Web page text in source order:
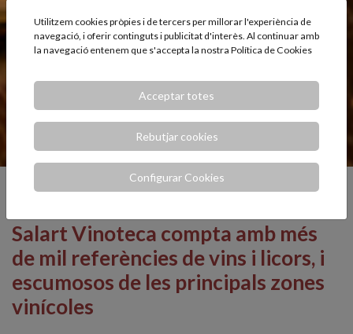
Salart Vinoteca compta amb més
de mil referències de vins i licors, i
escumosos de les principals zones
vinícoles
Utilitzem cookies pròpies i de tercers per millorar l'experiència de
navegació, i oferir continguts i publicitat d'interès. Al continuar amb
la navegació entenem que s'accepta la nostra Política de Cookies
Acceptar totes
Rebutjar cookies
Configurar Cookies